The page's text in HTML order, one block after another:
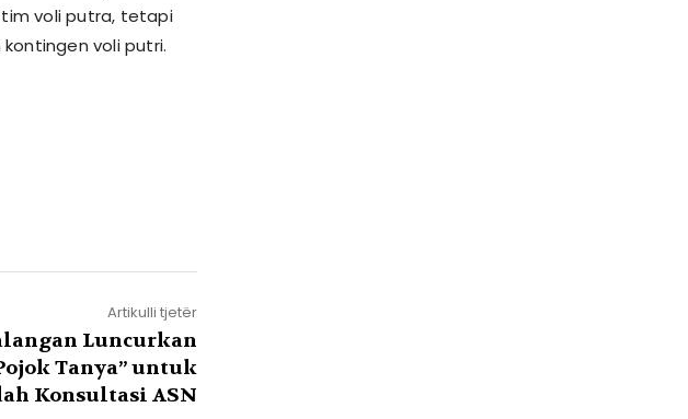
voli putra, tetapi
voli putri.
Artikulli tjetër
Luncurkan
Tanya” untuk
Konsultasi ASN